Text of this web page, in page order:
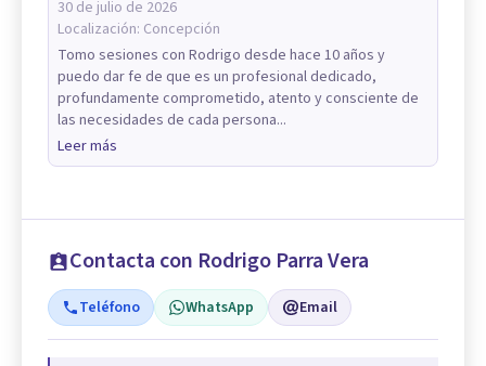
30 de julio de 2026
Localización: Concepción
Tomo sesiones con Rodrigo desde hace 10 años y
puedo dar fe de que es un profesional dedicado,
profundamente comprometido, atento y consciente de
las necesidades de cada persona...
Leer más
Contacta con Rodrigo Parra Vera
Teléfono WhatsApp Email